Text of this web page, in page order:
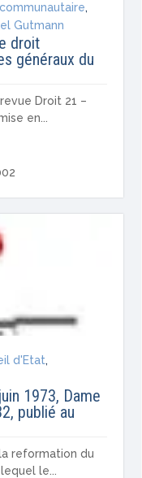
,
Gutmann
droit
généraux du
Droit 21 –
en...
d'Etat,
1973, Dame
publié au
reformation du
le...